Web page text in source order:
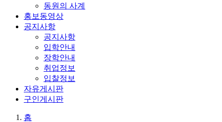
동원의 사계
홍보동영상
공지사항
공지사항
입학안내
장학안내
취업정보
입찰정보
자유게시판
구인게시판
홈